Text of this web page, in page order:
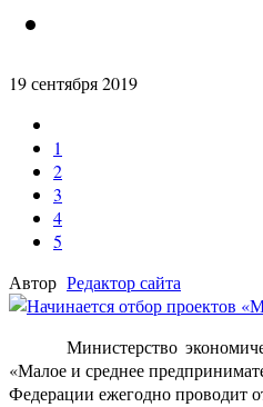
19 сентября 2019
1
2
3
4
5
Автор Редактор сайта
Министерство
«Малое и среднее
Федерации ежегодно проводит